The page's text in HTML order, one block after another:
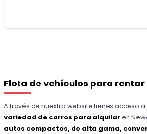
Flota de vehículos para rentar
A través de nuestro website tienes acceso a
variedad de carros para alquilaren
autos compactos, de alta gama,